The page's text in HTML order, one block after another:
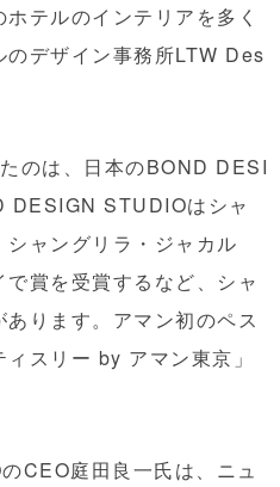
テルのインテリアを多く
デザイン事務所LTW Des
のは、日本のBOND DESI
DESIGN STUDIOはシャ
ャングリラ・ジャカル
賞を受賞するなど、シャ
ります。アマン初のペス
スリー by アマン東京」
CEO庭田良一氏は、ニュ